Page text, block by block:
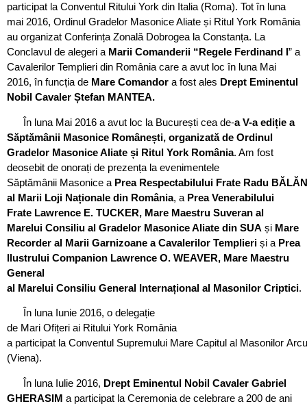
participat la Conventul Ritului York din Italia (Roma). Tot în luna
mai 2016, Ordinul Gradelor Masonice Aliate și Ritul York România
au organizat Conferința Zonală Dobrogea la Constanța. La
Conclavul de alegeri a Marii Comanderii “Regele Ferdinand I” a
Cavalerilor Templieri din România care a avut loc în luna Mai
2016, în funcția de Mare Comandor a fost ales Drept Eminentul
Nobil Cavaler Ștefan MANTEA.
În luna Mai 2016 a avut loc la București cea de-a V-a ediție a
Săptămânii Masonice Românești, organizată de Ordinul
Gradelor Masonice Aliate și Ritul York România. Am fost
deosebit de onorați de prezența la evenimentele
Săptămânii Masonice a Prea Respectabilului Frate Radu
al Marii Loji Naționale din România, a Prea Venerabilului
Frate Lawrence E. TUCKER, Mare Maestru Suveran al
Marelui Consiliu al Gradelor Masonice Aliate din SUA și Mare
Recorder al Marii Garnizoane a Cavalerilor Templieri și a Prea
Ilustrului Companion Lawrence O. WEAVER, Mare Maestru
General
al Marelui Consiliu General Internațional al Masonilor Criptici.
În luna Iunie 2016, o delegație
de Mari Ofițeri ai Ritului York România
a participat la Conventul Supremului Mare Capitul al Masonilor
(Viena).
În luna Iulie 2016, Drept Eminentul Nobil Cavaler Gabriel
GHERASIM a participat la Ceremonia de celebrare a 200 de ani